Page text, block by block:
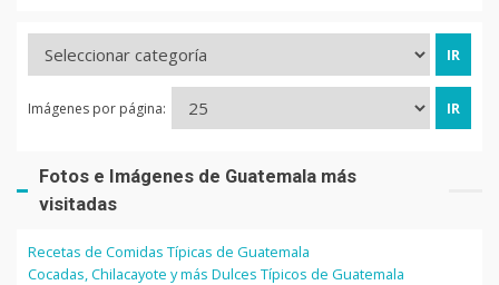
Imágenes por página:
Fotos e Imágenes de Guatemala más
visitadas
Recetas de Comidas Típicas de Guatemala
Cocadas, Chilacayote y más Dulces Típicos de Guatemala